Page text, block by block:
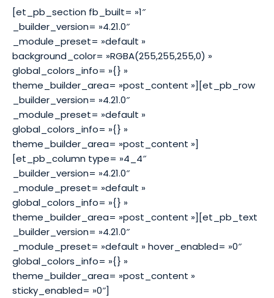
[et_pb_section fb_built= »1″
_builder_version= »4.21.0″
_module_preset= »default »
background_color= »RGBA(255,255,255,0) »
global_colors_info= »{} »
theme_builder_area= »post_content »][et_pb_row
_builder_version= »4.21.0″
_module_preset= »default »
global_colors_info= »{} »
theme_builder_area= »post_content »]
[et_pb_column type= »4_4″
_builder_version= »4.21.0″
_module_preset= »default »
global_colors_info= »{} »
theme_builder_area= »post_content »][et_pb_text
_builder_version= »4.21.0″
_module_preset= »default » hover_enabled= »0″
global_colors_info= »{} »
theme_builder_area= »post_content »
sticky_enabled= »0″]